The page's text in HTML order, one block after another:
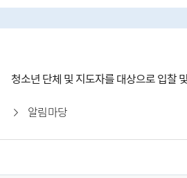
청소년 단체 및 지도자를 대상으로 입찰
알림마당